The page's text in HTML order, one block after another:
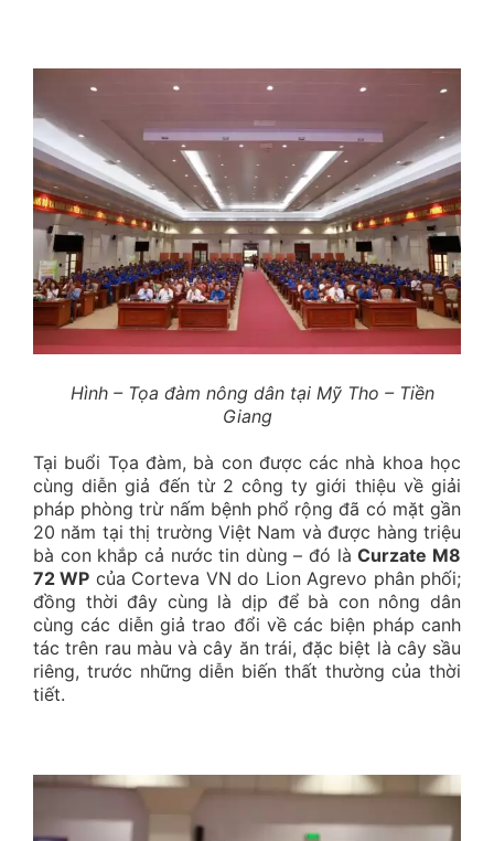
Hình – Tọa đàm nông dân tại Mỹ Tho – Tiền
Giang
Tại buổi Tọa đàm, bà con được các nhà khoa học
cùng diễn giả đến từ 2 công ty giới thiệu về giải
pháp phòng trừ nấm bệnh phổ rộng đã có mặt gần
20 năm tại thị trường Việt Nam và được hàng triệu
bà con khắp cả nước tin dùng – đó làCurzate M8
72 WP của Corteva VN do Lion Agrevo phân phối;
đồng thời đây cùng là dịp để bà con nông dân
cùng các diễn giả trao đổi về các biện pháp canh
tác trên rau màu và cây ăn trái, đặc biệt là cây sầu
riêng, trước những diễn biến thất thường của thời
tiết.